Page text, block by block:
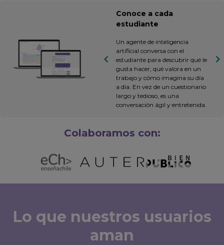
Conoce a cada
estudiante
Un agente de inteligencia
artificial conversa con el
estudiante para descubrir qué le
gusta hacer, qué valora en un
trabajo y cómo imagina su día
a día. En vez de un cuestionario
largo y tedioso, es una
conversación ágil y entretenida.
Colaboramos con:
Lo que nuestros usuarios
aman